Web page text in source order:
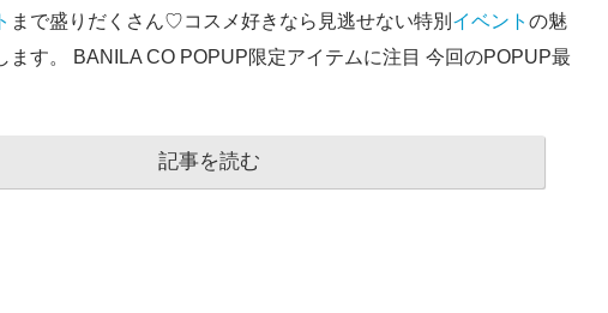
まで盛りだくさん♡コスメ好きなら見逃せない特別 イベント の魅
ます。 BANILA CO POPUP限定アイテムに注目 今回のPOPUP最
記事を読む